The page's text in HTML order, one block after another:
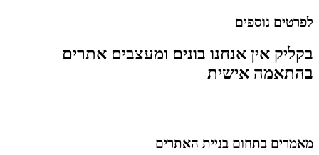
לפרטים נוספים
בקליק אין אנחנו בונים ומעצבים אתרים
בהתאמה אישית
מאמרים בתחום בניית האתרים